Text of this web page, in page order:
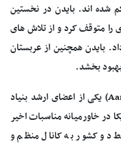
شده اند. بایدن در نخستین
را متوقف کرد و از تلاش های
بایدن همچنین از عربستان
بخشد.
به گفته «آرون دیوید میلر» (Aaron David Miller) یکی از اعضای ارشد بنیاد
در خاورمیانه مناسبات اخیر
دو کشور به کانال منظم و